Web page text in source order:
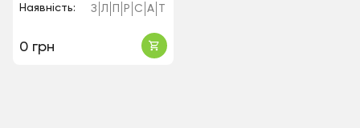
Наявність: З Л Р С А
0 грн